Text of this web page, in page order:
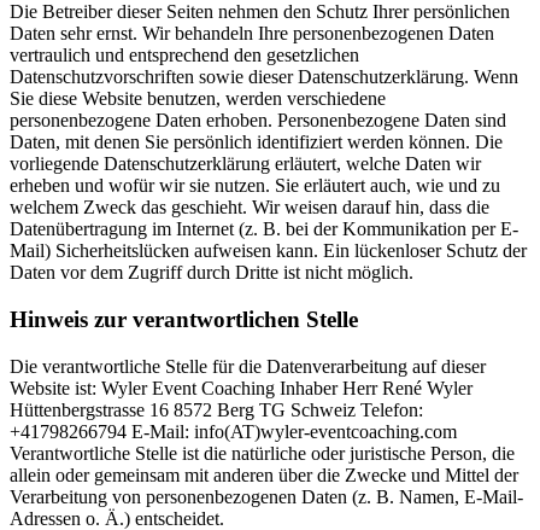
Die Betreiber dieser Seiten nehmen den Schutz Ihrer persönlichen
Daten sehr ernst. Wir behandeln Ihre personenbezogenen Daten
vertraulich und entsprechend den gesetzlichen
Datenschutzvorschriften sowie dieser Datenschutzerklärung. Wenn
Sie diese Website benutzen, werden verschiedene
personenbezogene Daten erhoben. Personenbezogene Daten sind
Daten, mit denen Sie persönlich identifiziert werden können. Die
vorliegende Datenschutzerklärung erläutert, welche Daten wir
erheben und wofür wir sie nutzen. Sie erläutert auch, wie und zu
welchem Zweck das geschieht. Wir weisen darauf hin, dass die
Datenübertragung im Internet (z. B. bei der Kommunikation per E-
Mail) Sicherheitslücken aufweisen kann. Ein lückenloser Schutz der
Daten vor dem Zugriff durch Dritte ist nicht möglich.
Hinweis zur verantwortlichen Stelle
Die verantwortliche Stelle für die Datenverarbeitung auf dieser
Website ist: Wyler Event Coaching Inhaber Herr René Wyler
Hüttenbergstrasse 16 8572 Berg TG Schweiz Telefon:
+41798266794 E-Mail: info(AT)wyler-eventcoaching.com
Verantwortliche Stelle ist die natürliche oder juristische Person, die
allein oder gemeinsam mit anderen über die Zwecke und Mittel der
Verarbeitung von personenbezogenen Daten (z. B. Namen, E-Mail-
Adressen o. Ä.) entscheidet.